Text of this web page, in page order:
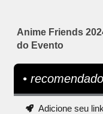
Anime Friends
do Evento
•
Adicione seu